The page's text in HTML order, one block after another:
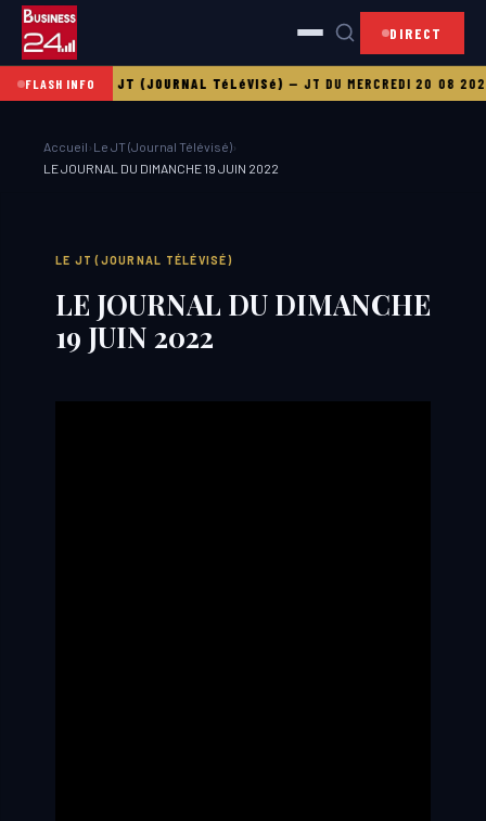
DIRECT
FLASH INFO
21 08 2025LE JT (JOURNAL TéLéVISé)— JT DU MERCREDI 20 08 2025
Accueil › Le JT (Journal Télévisé)›
LE JOURNAL DU DIMANCHE 19 JUIN 2022
LE JT (JOURNAL TÉLÉVISÉ)
LE JOURNAL DU DIMANCHE
19 JUIN 2022